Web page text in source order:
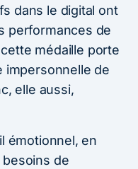
dans le digital ont
performances de
médaille porte
impersonnelle de
elle aussi,
émotionnel, en
de